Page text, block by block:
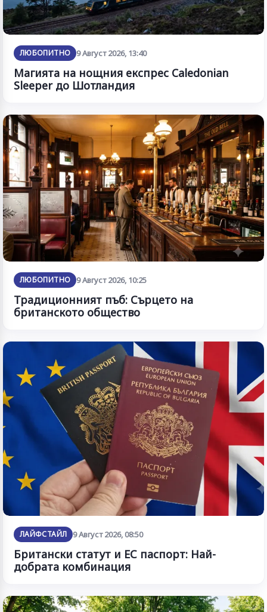
ЛЮБОПИТНО 9 Август 2026, 13:40
Магията на нощния експрес Caledonian
Sleeper до Шотландия
ЛЮБОПИТНО 9 Август 2026, 10:25
Традиционният пъб: Сърцето на
британското общество
ЛАЙФСТАЙЛ 9 Август 2026, 08:50
Британски статут и ЕС паспорт: Най-
добрата комбинация